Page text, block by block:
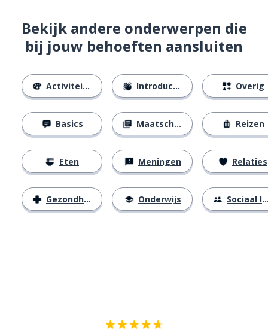
Bekijk andere onderwerpen die
bij jouw behoeften aansluiten
Activiteiten
Basics
Eten
Gezondheid
Introducties
Maatschappij
Meningen
Onderwijs
Overig
Reizen
Relaties
Sociaal leven